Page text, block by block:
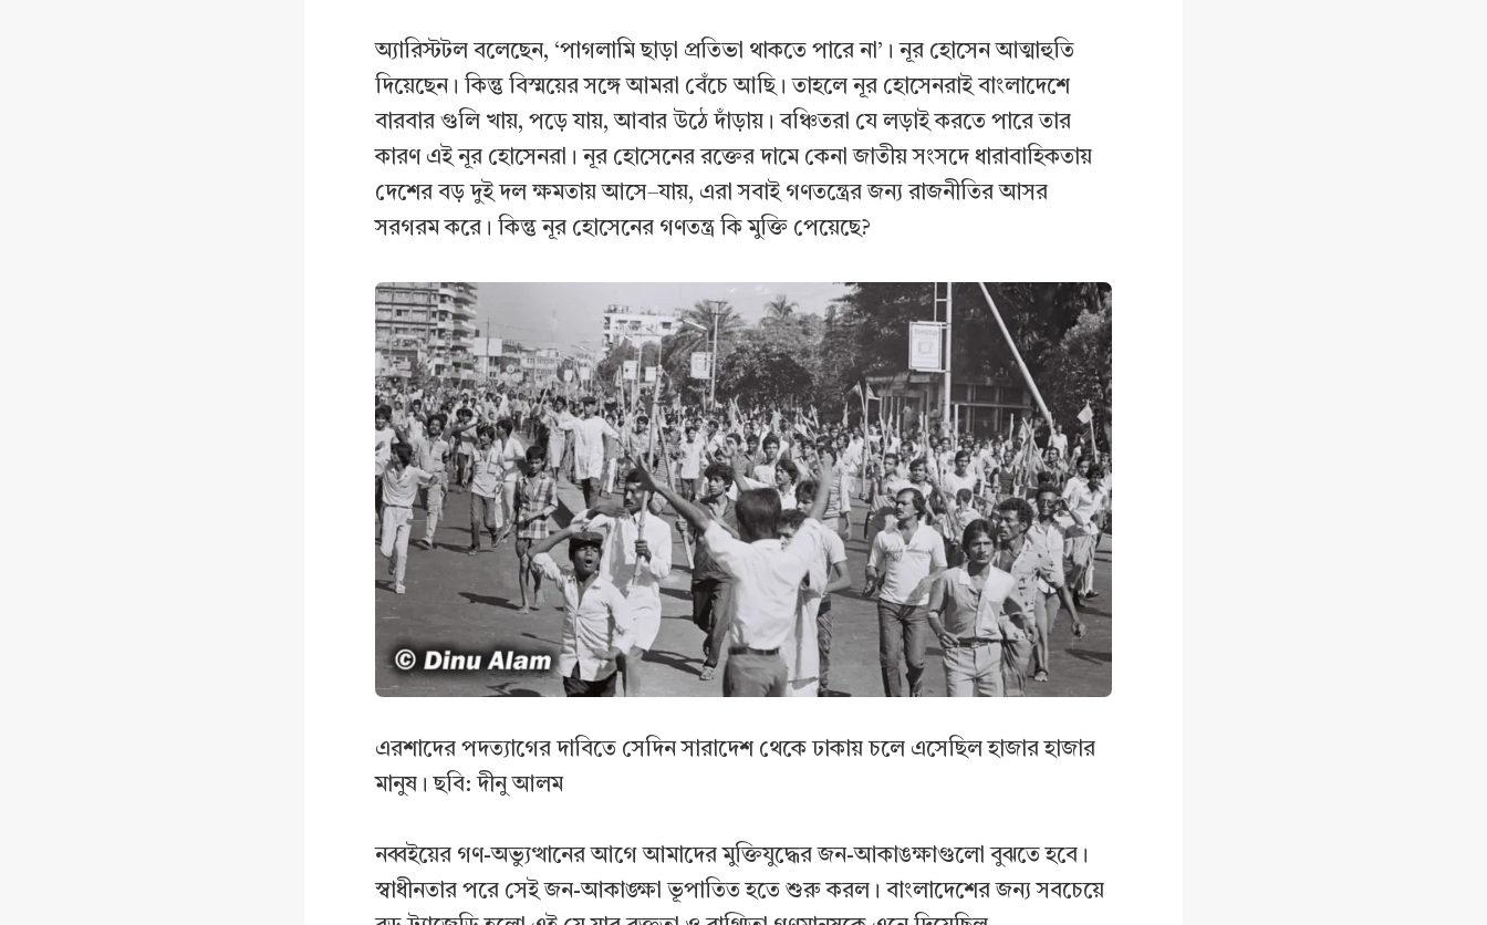
অ্যারিস্টটল বলেছেন, ‘পাগলামি ছাড়া প্রতিভা থাকতে পারে না’। নূর হোসেন আত্মাহুতি
দিয়েছেন। কিন্তু বিস্ময়ের সঙ্গে আমরা বেঁচে আছি। তাহলে নূর হোসেনরাই বাংলাদেশে
বারবার গুলি খায়, পড়ে যায়, আবার উঠে দাঁড়ায়। বঞ্চিতরা যে লড়াই করতে পারে তার
কারণ এই নূর হোসেনরা। নূর হোসেনের রক্তের দামে কেনা জাতীয় সংসদে ধারাবাহিকতায়
দেশের বড় দুই দল ক্ষমতায় আসে–যায়, এরা সবাই গণতন্ত্রের জন্য রাজনীতির আসর
সরগরম করে। কিন্তু নূর হোসেনের গণতন্ত্র কি মুক্তি পেয়েছে?
এরশাদের পদত্যাগের দাবিতে সেদিন সারাদেশ থেকে ঢাকায় চলে এসেছিল হাজার হাজার
মানুষ। ছবি: দীনু আলম
নব্বইয়ের গণ-অভ্যুত্থানের আগে আমাদের মুক্তিযুদ্ধের জন-আকাঙক্ষাগুলো বুঝতে হবে।
স্বাধীনতার পরে সেই জন-আকাঙ্ক্ষা ভূপাতিত হতে শুরু করল। বাংলাদেশের জন্য সবচেয়ে